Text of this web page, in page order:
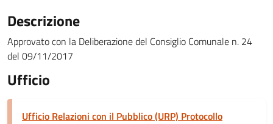
Descrizione
Approvato con la Deliberazione del Consiglio Comunale n. 24
del 09/11/2017
Ufficio
Ufficio Relazioni con il Pubblico (URP) Protocollo